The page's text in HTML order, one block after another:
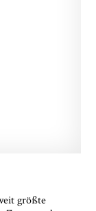
größte